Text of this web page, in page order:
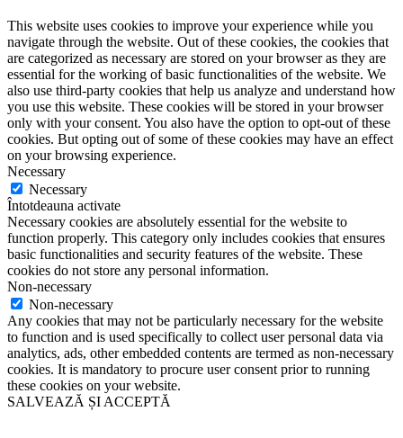
This website uses cookies to improve your experience while you
navigate through the website. Out of these cookies, the cookies that
are categorized as necessary are stored on your browser as they are
essential for the working of basic functionalities of the website. We
also use third-party cookies that help us analyze and understand how
you use this website. These cookies will be stored in your browser
only with your consent. You also have the option to opt-out of these
cookies. But opting out of some of these cookies may have an effect
on your browsing experience.
Necessary
Necessary
Întotdeauna activate
Necessary cookies are absolutely essential for the website to
function properly. This category only includes cookies that ensures
basic functionalities and security features of the website. These
cookies do not store any personal information.
Non-necessary
Non-necessary
Any cookies that may not be particularly necessary for the website
to function and is used specifically to collect user personal data via
analytics, ads, other embedded contents are termed as non-necessary
cookies. It is mandatory to procure user consent prior to running
these cookies on your website.
SALVEAZĂ ȘI ACCEPTĂ